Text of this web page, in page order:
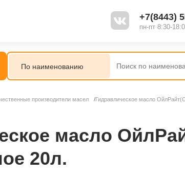
+7(8443)
пн-пт 8:30-
производители масел Гидравлическое масло
масло
20л.